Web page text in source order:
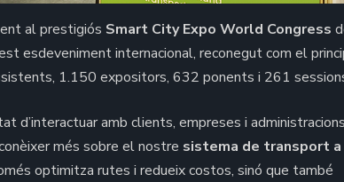
al prestigiós Smart City Expo World Congress
esdeveniment internacional, reconegut com el
1.150 expositors, 632 ponents i 261
d’interactuar amb clients, empreses i
més sobre el nostre sistema de transport a
optimitza rutes i redueix costos, sinó que també